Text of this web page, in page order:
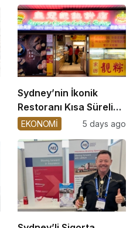
Sydney’nin İkonik
Restoranı Kısa Süreli
Kapatıldı
EKONOMİ 5 days ago